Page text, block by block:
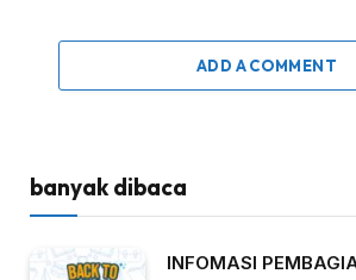
ADD A COMMENT
banyak dibaca
INFOMASI